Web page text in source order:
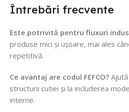
Întrebări frecvente
Este potrivită pentru fluxuri
produse mici și ușoare, mai ales
repetitivă.
Ce avantaj are codul FEFCO?
structurii cutiei și la includerea
interne.